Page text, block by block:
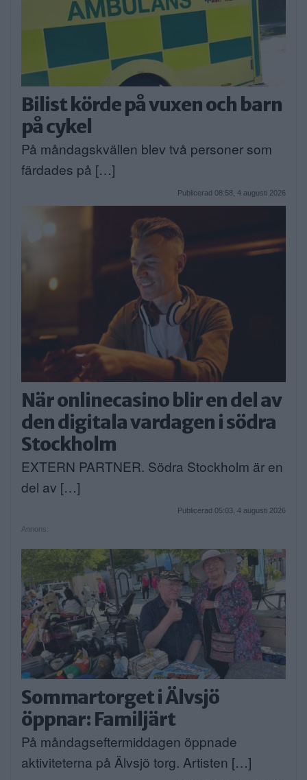
Bilist körde på vuxen och barn
på cykel
På måndagskvällen blev två personer som
färdades på […]
Publicerad 08:58, 4 augusti 2026
När onlinecasino blir en del av
den digitala vardagen i södra
Stockholm
EXTERN PARTNER. Södra Stockholm är en
del av […]
Publicerad 05:03, 4 augusti 2026
Annons:
Sommartorget i Älvsjö
öppnar: Familjärt
På måndagseftermiddagen öppnade
aktiviteterna på Älvsjö torg. Artisten […]